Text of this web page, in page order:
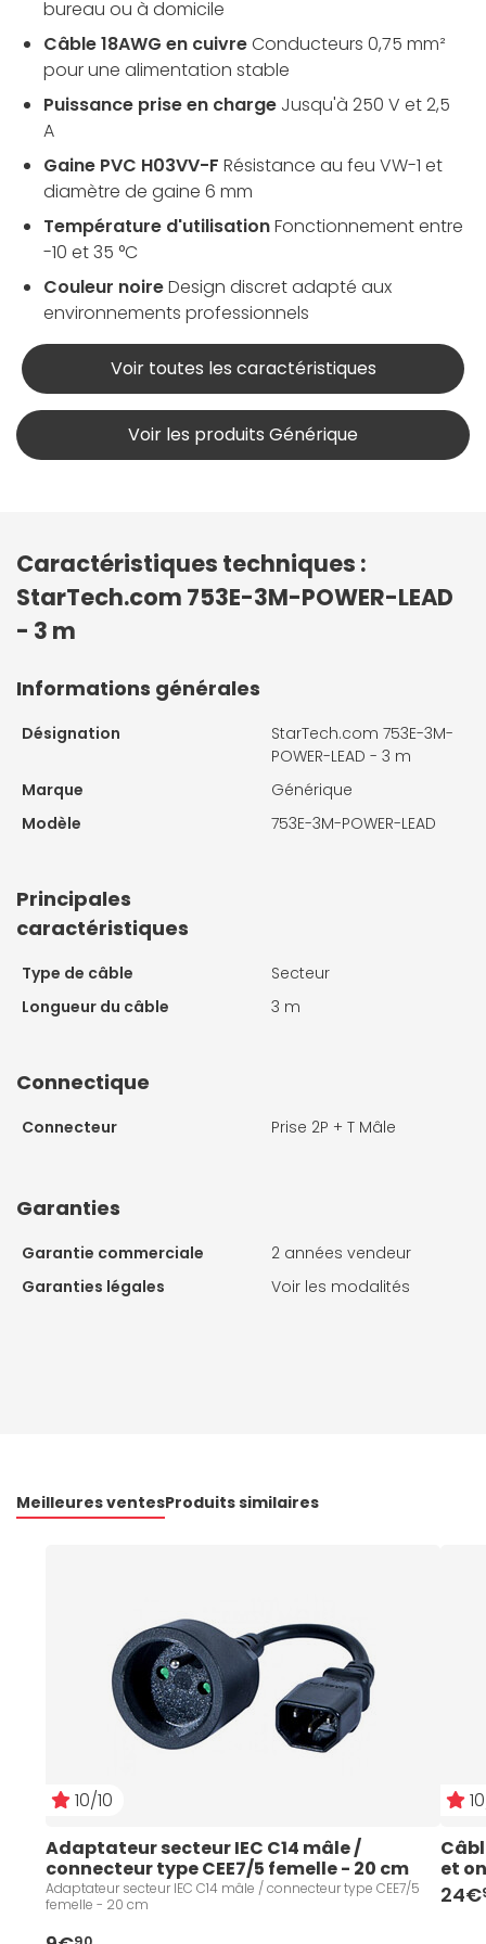
bureau ou à domicile
Câble 18AWG en cuivreConducteurs 0,75 mm²
pour une alimentation stable
Puissance prise en charge Jusqu'à 250 V et 2,5
A
Gaine PVC H03VV-F Résistance au feu VW-1 et
diamètre de gaine 6 mm
Température d'utilisationFonctionnement entre
-10 et 35 °C
Couleur noireDesign discret adapté aux
environnements professionnels
Voir toutes les caractéristiques
Voir les produits Générique
Caractéristiques techniques :
StarTech.com 753E-3M-POWER-LEAD
- 3 m
Informations générales
Désignation
StarTech.com 753E-3M-
POWER-LEAD - 3 m
Marque
Générique
Modèle
753E-3M-POWER-LEAD
Principales
caractéristiques
Type de câble
Secteur
Longueur du câble
3 m
Connectique
Connecteur Prise 2P + T Mâle
Garanties
Garantie commerciale
2 années vendeur
Garanties légales
Voir les modalités
Meilleures ventesProduits similaires
10/10
Adaptateur secteur IEC C14 mâle /
connecteur type CEE7/5 femelle - 20 cm
Adaptateur secteur IEC C14 mâle / connecteur type CEE7/5
femelle - 20 cm
et
24€